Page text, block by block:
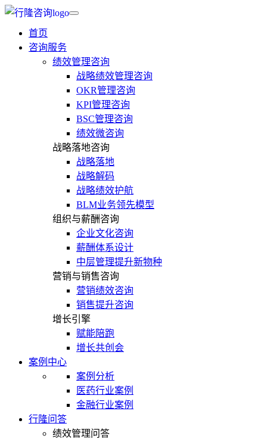
首页
咨询服务
绩效管理咨询
战略绩效管理咨询
OKR管理咨询
KPI管理咨询
BSC管理咨询
绩效微咨询
战略落地咨询
战略落地
战略解码
战略绩效护航
BLM业务领先模型
组织与薪酬咨询
企业文化咨询
薪酬体系设计
中层管理提升新物种
营销与销售咨询
营销绩效咨询
销售提升咨询
增长引擎
赋能陪跑
增长共创会
案例中心
案例分析
医药行业案例
金融行业案例
行隆问答
绩效管理问答